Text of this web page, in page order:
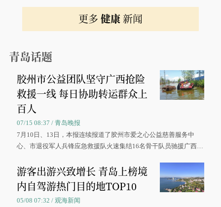
更多 健康新闻
青岛话题
胶州市公益团队坚守广西抢险
救援一线 每日协助转运群众上
百人
07/15 08:37 / 青岛晚报
7月10日、13日，本报连续报道了胶州市爱之心公益慈善服务中
心、市退役军人兵锋应急救援队火速集结16名骨干队员驰援广西灾
游客出游兴致增长 青岛上榜境
内自驾游热门目的地TOP10
05/08 07:32 / 观海新闻